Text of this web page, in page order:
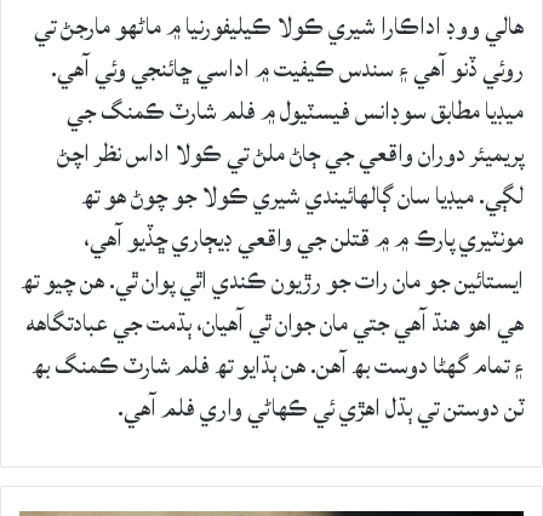
هالي ووڊ اداڪارا شيري ڪولا ڪيليفورنيا ۾ ماڻهو مارجڻ تي
روئي ڏنو آهي ۽ سندس ڪيفيت ۾ اداسي ڇائنجي وئي آهي.
ميڊيا مطابق سوڊانس فيسٽيول ۾ فلم شارٽ ڪمنگ جي
پريميئر دوران واقعي جي ڄاڻ ملڻ تي ڪولا اداس نظر اچڻ
لڳي. ميڊيا سان ڳالهائيندي شيري ڪولا جو چوڻ هو تھ
مونٽيري پارڪ ۾ ۾ قتلن جي واقعي ڊيڄاري ڇڏيو آهي،
ايستائين جو مان رات جو رڙيون ڪندي اٿي پوان ٿي. هن چيو تھ
هي اهو هنڌ آهي جتي مان جوان ٿي آهيان، ٻڌمت جي عبادتگاهه
۽ تمام گهڻا دوست بھ آهن. هن ٻڌايو تھ فلم شارٽ ڪمنگ بھ
ٽن دوستن تي ٻڌل اهڙي ئي ڪهاڻي واري فلم آهي.